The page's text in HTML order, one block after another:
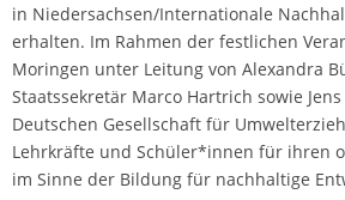
in Niedersachsen/Internationale
erhalten. Im Rahmen der festlichen
Moringen unter Leitung von Alexandra
Staatssekretär Marco Hartrich sowie
Deutschen Gesellschaft für
Lehrkräfte und Schüler*innen für ihren
im Sinne der Bildung für nachhaltige